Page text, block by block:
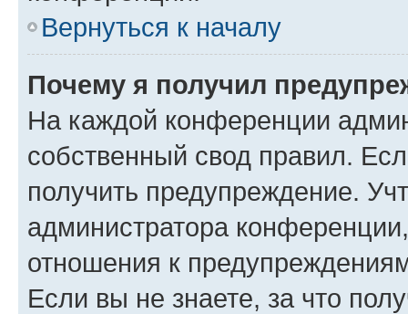
Вернуться к началу
Почему я получил
На каждой конференции
собственный свод правил.
получить предупреждение.
администратора
отношения к
Если вы не знаете, за что